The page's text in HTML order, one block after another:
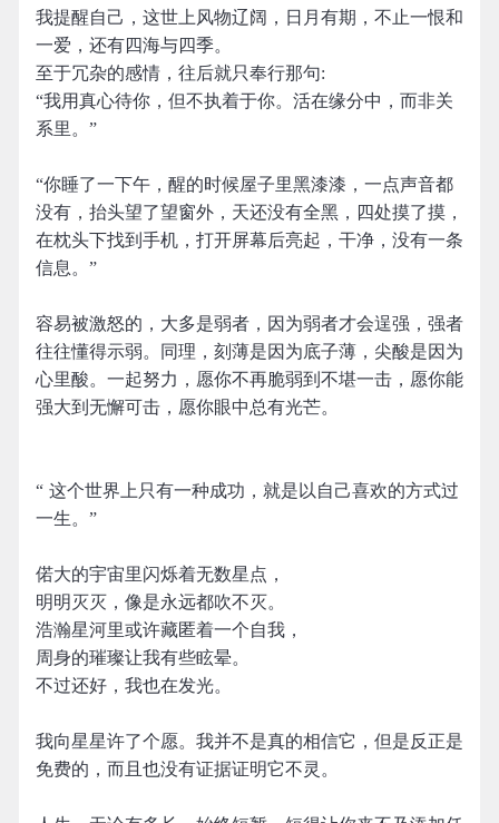
我提醒自己，这世上风物辽阔，日月有期，不止一恨和
一爱，还有四海与四季。
至于冗杂的感情，往后就只奉行那句:
“我用真心待你，但不执着于你。活在缘分中，而非关
系里。”
“你睡了一下午，醒的时候屋子里黑漆漆，一点声音都
没有，抬头望了望窗外，天还没有全黑，四处摸了摸，
在枕头下找到手机，打开屏幕后亮起，干净，没有一条
信息。”
容易被激怒的，大多是弱者，因为弱者才会逞强，强者
往往懂得示弱。同理，刻薄是因为底子薄，尖酸是因为
心里酸。一起努力，愿你不再脆弱到不堪一击，愿你能
强大到无懈可击，愿你眼中总有光芒。
“ 这个世界上只有一种成功，就是以自己喜欢的方式过
一生。” ​​​
偌大的宇宙里闪烁着无数星点，
明明灭灭，像是永远都吹不灭。
浩瀚星河里或许藏匿着一个自我，
周身的璀璨让我有些眩晕。
不过还好，我也在发光。
我向星星许了个愿。我并不是真的相信它，但是反正是
免费的，而且也没有证据证明它不灵。